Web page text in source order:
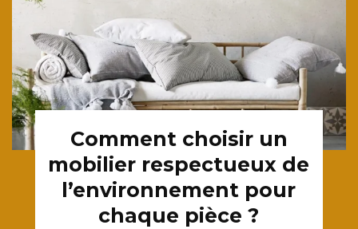
Comment choisir un
mobilier respectueux de
l’environnement pour
chaque pièce ?